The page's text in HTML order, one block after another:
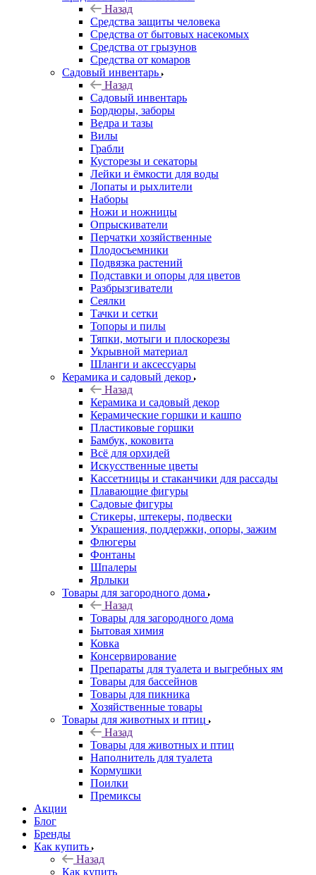
Назад
Средства защиты человека
Средства от бытовых насекомых
Средства от грызунов
Средства от комаров
Садовый инвентарь
Назад
Садовый инвентарь
Бордюры, заборы
Ведра и тазы
Вилы
Грабли
Кусторезы и секаторы
Лейки и ёмкости для воды
Лопаты и рыхлители
Наборы
Ножи и ножницы
Опрыскиватели
Перчатки хозяйственные
Плодосъемники
Подвязка растений
Подставки и опоры для цветов
Разбрызгиватели
Сеялки
Тачки и сетки
Топоры и пилы
Тяпки, мотыги и плоскорезы
Укрывной материал
Шланги и аксессуары
Керамика и садовый декор
Назад
Керамика и садовый декор
Керамические горшки и кашпо
Пластиковые горшки
Бамбук, коковита
Всё для орхидей
Искусственные цветы
Кассетницы и стаканчики для рассады
Плавающие фигуры
Садовые фигуры
Стикеры, штекеры, подвески
Украшения, поддержки, опоры, зажим
Флюгеры
Фонтаны
Шпалеры
Ярлыки
Товары для загородного дома
Назад
Товары для загородного дома
Бытовая химия
Ковка
Консервирование
Препараты для туалета и выгребных ям
Товары для бассейнов
Товары для пикника
Хозяйственные товары
Товары для животных и птиц
Назад
Товары для животных и птиц
Наполнитель для туалета
Кормушки
Поилки
Премиксы
Акции
Блог
Бренды
Как купить
Назад
Как купить